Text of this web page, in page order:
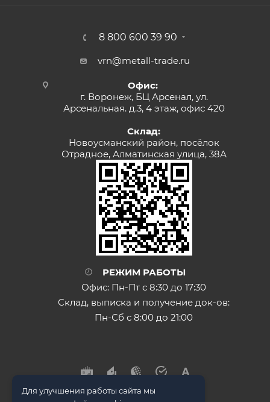
8 800 600 39 90
vrn@metall-trade.ru
Офис:
г. Воронеж, БЦ Арсенал, ул.
Арсенальная. д.3, 4 этаж, офис 420
Склад:
Новоусманский район, посёлок
Отрадное, Алматинская улица, 38А
РЕЖИМ РАБОТЫ
Офис: Пн-Пт с 8:30 до 17:30
Склад, выписка и получение док-ов:
Пн-Сб с 8:00 до 21:00
Для улучшения работы сайта мы